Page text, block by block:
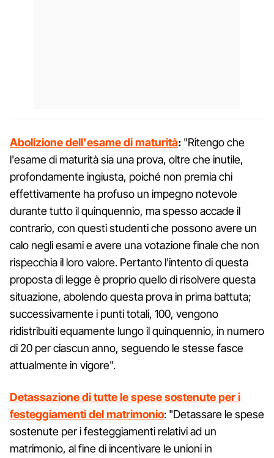
Abolizione dell'esame di maturità: "Ritengo che
l'esame di maturità sia una prova, oltre che inutile,
profondamente ingiusta, poiché non premia chi
effettivamente ha profuso un impegno notevole
durante tutto il quinquennio, ma spesso accade il
contrario, con questi studenti che possono avere un
calo negli esami e avere una votazione finale che non
rispecchia il loro valore. Pertanto l'intento di questa
proposta di legge è proprio quello di risolvere questa
situazione, abolendo questa prova in prima battuta;
successivamente i punti totali, 100, vengono
ridistribuiti equamente lungo il quinquennio, in numero
di 20 per ciascun anno, seguendo le stesse fasce
attualmente in vigore".
Detassazione di tutte le spese sostenute per i
festeggiamenti del matrimonio: "Detassare le spese
sostenute per i festeggiamenti relativi ad un
matrimonio, al fine di incentivare le unioni in